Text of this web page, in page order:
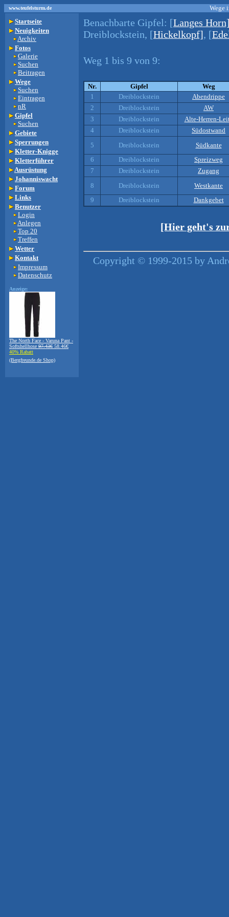
www.teufelsturm.de
Wege
Startseite
Neuigkeiten
Archiv
Fotos
Galerie
Suchen
Beitragen
Wege
Suchen
Eintragen
nR
Gipfel
Suchen
Gebiete
Sperrungen
Kletter-Knigge
Kletterführer
Ausrüstung
Johanniswacht
Forum
Links
Benutzer
Login
Anlegen
Top 20
Treffen
Wetter
Kontakt
Impressum
Datenschutz
Anzeige:
The North Face - Varuna Pant -
Softshellhose 97.43€ 58.46€
40% Rabatt
(Bergfreunde.de Shop)
Benachbarte Gipfel: [Langes
Dreiblockstein, [Hickelkopf], [
Weg 1 bis 9 von 9:
Nr. Gipfel
Weg
1
Dreiblockstein
Abendrippe
2
Dreiblockstein
AW
3
Dreiblockstein
Alte-Herren-
4
Dreiblockstein
Südostwand
5
Dreiblockstein
Südkante
6
Dreiblockstein
Spreizweg
7
Dreiblockstein
Zugang
8
Dreiblockstein
Westkante
9
Dreiblockstein Dankgebet
[Hier geht's
Copyright © 1999-2015 by